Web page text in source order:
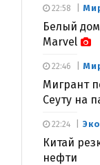
Белый
Marvel
22:58
Мигрант
Сеуту на
22:46
Китай
нефти
22:24